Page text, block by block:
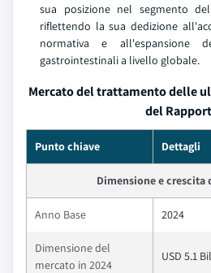
sua posizione nel segmento
riflettendo la sua dedizione
normativa e all'espansione
gastrointestinali a livello globale.
Mercato del trattamento delle
del
Punto chiave Dettagli
Dimensione e crescita
Anno Base 2024
Dimensione del
mercato in 2024
USD 5.1